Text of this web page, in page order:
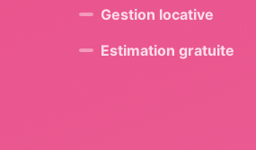
Gestion locative
Estimation gratuite